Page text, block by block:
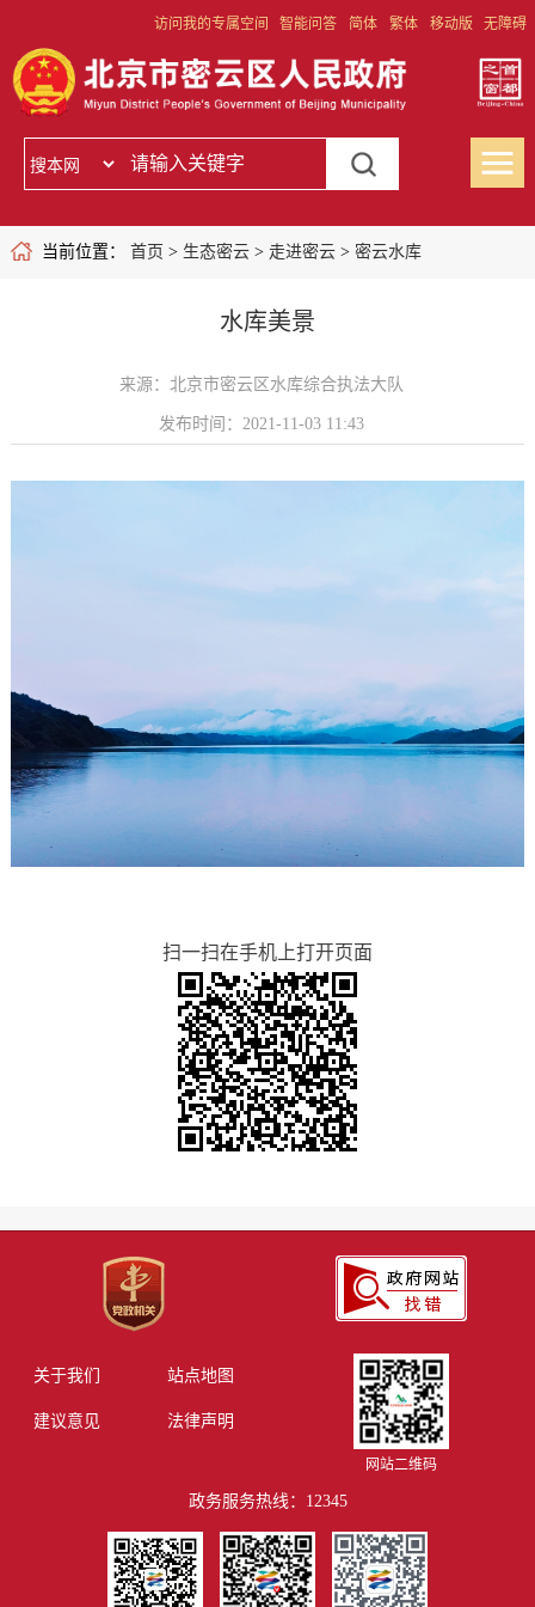
访问我的专属空间 智能问答 简体 繁体 移动版 无障碍
当前位置： 首页 > 生态密云> 走进密云> 密云水库
水库美景
来源：北京市密云区水库综合执法大队
发布时间：2021-11-03 11:43
扫一扫在手机上打开页面
关于我们 站点地图
建议意见 法律声明
网站二维码
政务服务热线：12345